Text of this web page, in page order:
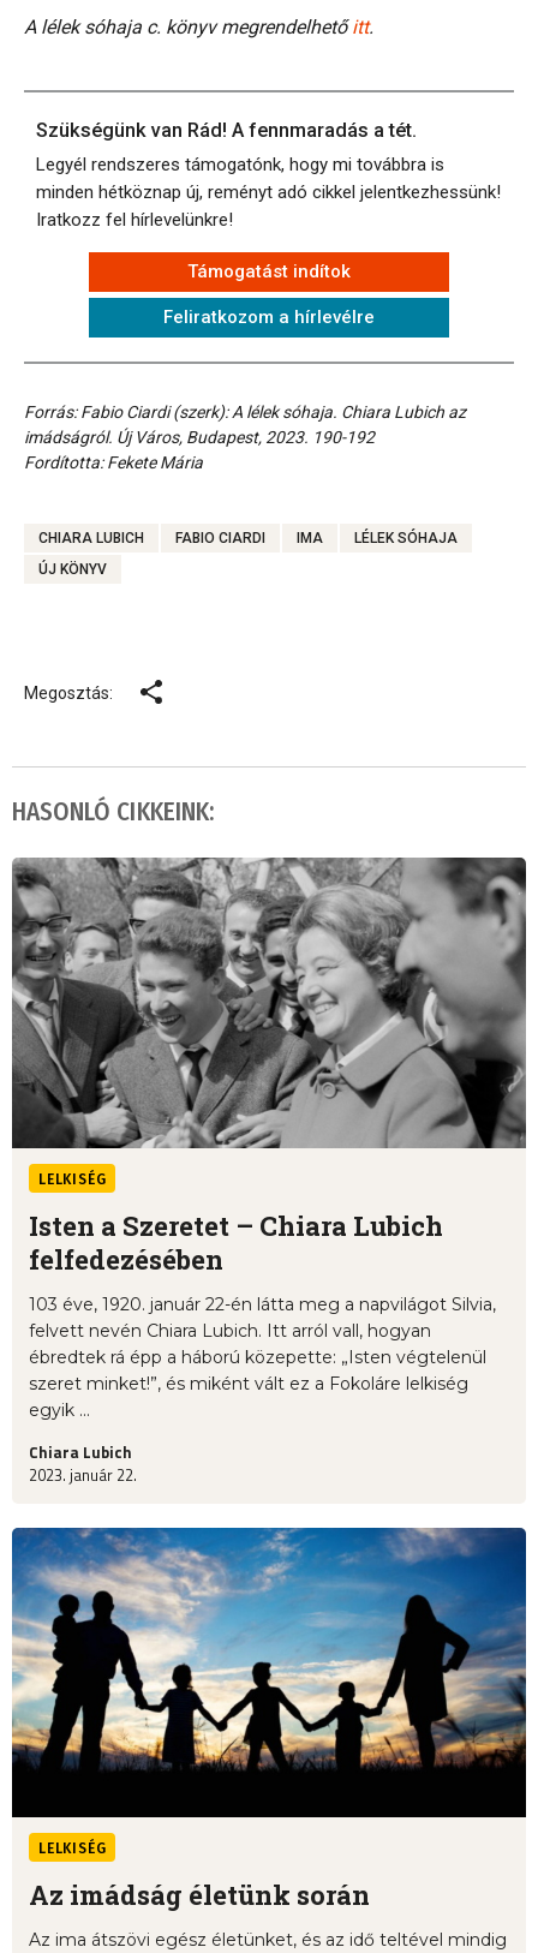
A lélek sóhaja c. könyv megrendelhetőitt.
Szükségünk van Rád! A fennmaradás a tét.
Legyél rendszeres támogatónk, hogy mi továbbra is
minden hétköznap új, reményt adó cikkel jelentkezhessünk!
Iratkozz fel hírlevelünkre!
Támogatást indítok
Feliratkozom a hírlevélre
Forrás: Fabio Ciardi (szerk): A lélek sóhaja. Chiara Lubich az
imádságról. Új Város, Budapest, 2023. 190-192
Fordította: Fekete Mária
CHIARA LUBICH FABIO CIARDI IMA
LÉLEK SÓHAJA
ÚJ KÖNYV
Megosztás:
HASONLÓ CIKKEINK:
LELKISÉG
Isten a Szeretet – Chiara Lubich
felfedezésében
103 éve, 1920. január 22-én látta meg a napvilágot Silvia,
felvett nevén Chiara Lubich. Itt arról vall, hogyan
ébredtek rá épp a háború közepette: „Isten végtelenül
szeret minket!”, és miként vált ez a Fokoláre lelkiség
egyik ...
Chiara Lubich
2023. január 22.
LELKISÉG
Az imádság életünk során
Az ima átszövi egész életünket, és az idő teltével mindig